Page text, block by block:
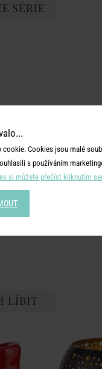
SÉRIE
LÍBIT
Cookies jsou malé
s používáním
si můžete přečíst kliknutím